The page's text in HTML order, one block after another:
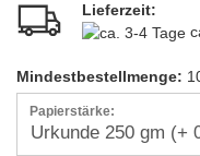
Lieferzeit:
Mindestbestellmenge:
Papierstärke: